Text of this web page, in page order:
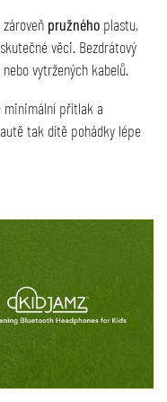
pružnéhoplastu,
věci. Bezdrátový
vytržených kabelů.
přítlak a
tak dítě pohádky lépe